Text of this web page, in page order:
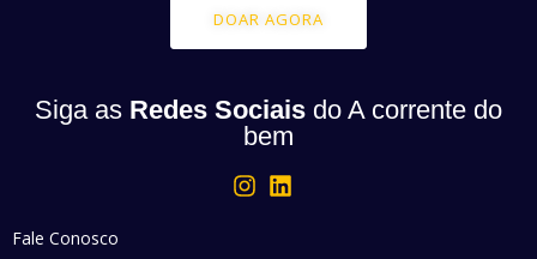
DOAR AGORA
Siga as Redes Sociais do A corrente do
bem
Fale Conosco